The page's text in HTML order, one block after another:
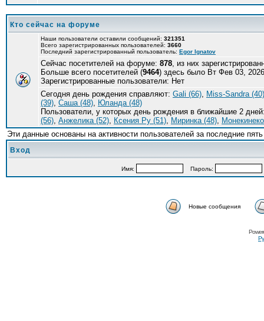
Кто сейчас на форуме
Наши пользователи оставили сообщений: 321351
Всего зарегистрированных пользователей: 3660
Последний зарегистрированный пользователь: Egor Ignatov
Сейчас посетителей на форуме: 878, из них
Больше всего посетителей (9464) здесь было Вт Фев 03,
Зарегистрированные пользователи: Нет
Сегодня день рождения справляют: Gali (66), Miss-Sandra (40)
(39), Саша (48), Юланда (48)
Пользователи, у которых день рождения в ближайшие 2
(56), Анжелика (52), Ксения Ру (51), Миринка (48),
Эти данные основаны на активности пользователей за последние
Вход
Имя: Пароль:
Новые сообщения